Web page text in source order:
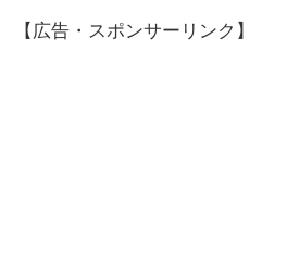
【広告・スポンサーリンク】